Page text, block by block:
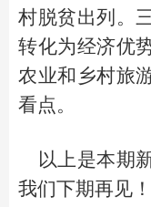
村脱贫出列。
转化为经济优
农业和乡村旅
看点。
以上是本期
我们下期再见！